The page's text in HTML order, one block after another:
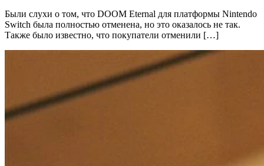
Были слухи о том, что DOOM Eternal для платформы Nintendo
Switch была полностью отменена, но это оказалось не так.
Также было известно, что покупатели отменили […]